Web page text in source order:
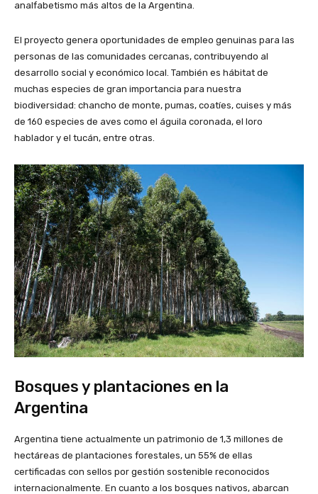
analfabetismo más altos de la Argentina.
El proyecto genera oportunidades de empleo genuinas para las
personas de las comunidades cercanas, contribuyendo al
desarrollo social y económico local. También es hábitat de
muchas especies de gran importancia para nuestra
biodiversidad: chancho de monte, pumas, coatíes, cuises y más
de 160 especies de aves como el águila coronada, el loro
hablador y el tucán, entre otras.
Bosques y plantaciones en la
Argentina
Argentina tiene actualmente un patrimonio de 1,3 millones de
hectáreas de plantaciones forestales, un 55% de ellas
certificadas con sellos por gestión sostenible reconocidos
internacionalmente. En cuanto a los bosques nativos, abarcan